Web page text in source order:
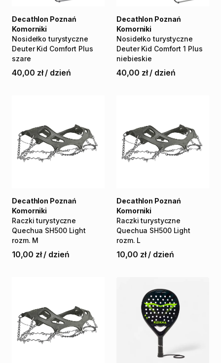
Nosidełko turystyczne
Deuter Kid Comfort Plus
szare
Decathlon Poznań
Komorniki
40,00 zł / dzień
Nosidełko turystyczne
Deuter Kid Comfort 1 Plus
niebieskie
Decathlon Poznań
Komorniki
40,00 zł / dzień
Raczki turystyczne
Quechua SH500 Light
rozm. M
Decathlon Poznań
Komorniki
10,00 zł / dzień
Raczki turystyczne
Quechua SH500 Light
rozm. L
Decathlon Poznań
Komorniki
10,00 zł / dzień